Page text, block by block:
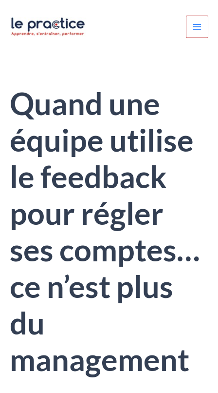
contenu
Quand une
équipe utilise
le feedback
pour régler
ses comptes…
ce n’est plus
du
management